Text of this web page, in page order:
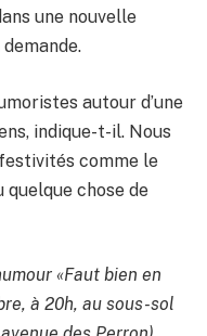
une nouvelle
autour d’une
indique-t-il. Nous
comme le
quelque chose de
«Faut bien en
à 20h, au sous-sol